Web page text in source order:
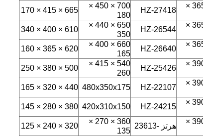
565 × 365 ×
HZ-27418
700 × 450 ×
180
665 × 415 × 170
565 × 365 ×
HZ-26544
650 × 440 ×
350
610 × 400 × 340
565 × 365 ×
HZ-26640
660 × 400 ×
165
620 × 365 × 160
510 × 390 ×
HZ-25426
540 × 415 ×
260
500 × 380 × 250
510 × 390 ×
HZ-22107
480x350x175
440 × 320 × 165
510 × 390 ×
HZ-24215
420x310x150
380 × 280 × 145
510 × 390 ×
هرتز -23613
360 × 270 ×
135
320 × 240 × 125